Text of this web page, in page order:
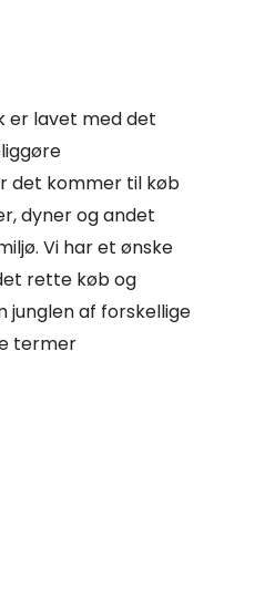
er lavet med det
det kommer til køb
dyner og andet
Vi har et ønske
rette køb og
junglen af forskellige
termer